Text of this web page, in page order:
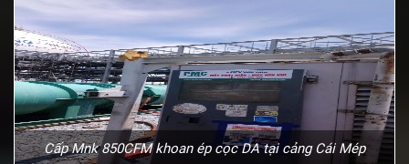
Cấp Mnk 850CFM khoan ép cọc DA tại cảng Cái Mép